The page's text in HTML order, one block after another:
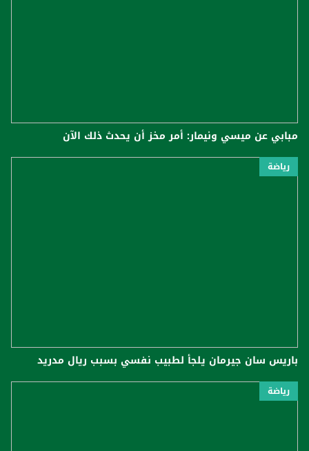
مبابي عن ميسي ونيمار: أمر مخز أن يحدث ذلك الآن
رياضة
باريس سان جيرمان يلجأ لطبيب نفسي بسبب ريال مدريد
رياضة